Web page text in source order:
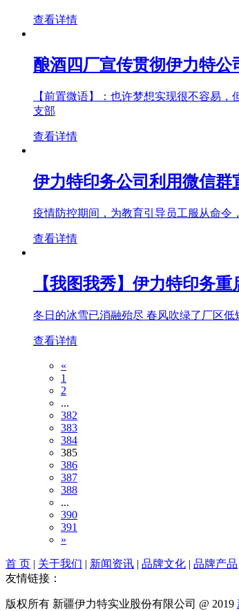
查看详情
酿酒四厂宣传贯彻伊力特
【前置微语】：也许梦想实现很不容易
支部
查看详情
伊力特印务公司利用微信群
疫情防控期间，为教育引导员工服从命令
查看详情
【我图我秀】伊力特印务重
冬日的冰雪已消融殆尽 春风吹绿了厂区
查看详情
«
1
2
...
382
383
384
385
386
387
388
...
390
391
»
首 页 | 关于我们 | 新闻资讯 | 品牌文化 | 品牌产品
友情链接：
版权所有 新疆伊力特实业股份有限公司 @ 2019